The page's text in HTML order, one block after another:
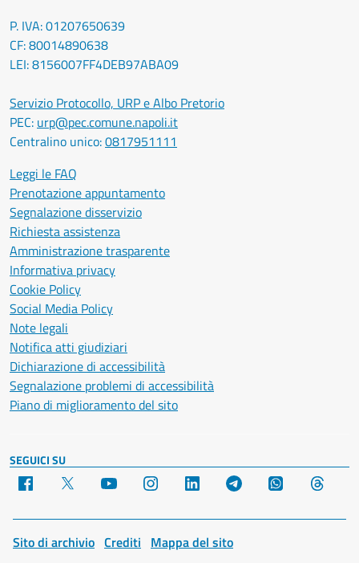
P. IVA: 01207650639
CF: 80014890638
LEI: 8156007FF4DEB97ABA09
Servizio Protocollo, URP e Albo Pretorio
PEC: urp@pec.comune.napoli.it
Centralino unico:0817951111
Leggi le FAQ
Prenotazione appuntamento
Segnalazione disservizio
Richiesta assistenza
Amministrazione trasparente
Informativa privacy
Cookie Policy
Social Media Policy
Note legali
Notifica atti giudiziari
Dichiarazione di accessibilità
Segnalazione problemi di accessibilità
Piano di miglioramento del sito
SEGUICI SU
Facebook YouTube Instagram LinkedIn Telegram WhatsApp
Sito di archivio Crediti Mappa del sito